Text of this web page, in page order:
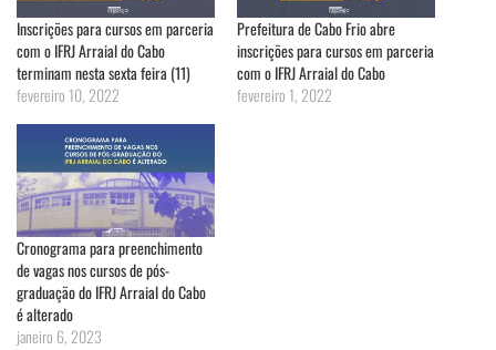
Inscrições para cursos em parceria
com o IFRJ Arraial do Cabo
terminam nesta sexta feira (11)
fevereiro 10, 2022
Prefeitura de Cabo Frio abre
inscrições para cursos em parceria
com o IFRJ Arraial do Cabo
fevereiro 1, 2022
Cronograma para preenchimento
de vagas nos cursos de pós-
graduação do IFRJ Arraial do Cabo
é alterado
janeiro 6, 2023